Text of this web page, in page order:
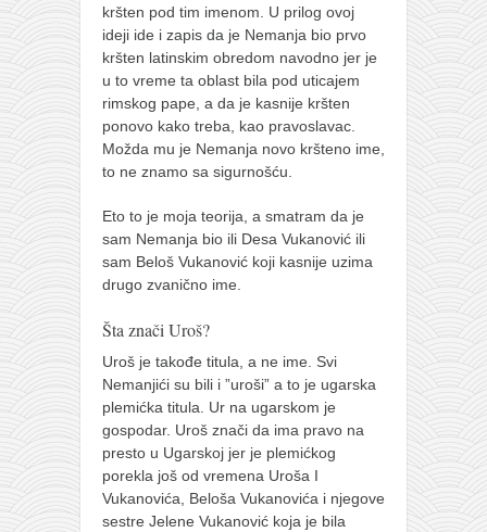
kršten pod tim imenom. U prilog ovoj
ideji ide i zapis da je Nemanja bio prvo
kršten latinskim obredom navodno jer je
u to vreme ta oblast bila pod uticajem
rimskog pape, a da je kasnije kršten
ponovo kako treba, kao pravoslavac.
Možda mu je Nemanja novo kršteno ime,
to ne znamo sa sigurnošću.
Eto to je moja teorija, a smatram da je
sam Nemanja bio ili Desa Vukanović ili
sam Beloš Vukanović koji kasnije uzima
drugo zvanično ime.
Šta znači Uroš?
Uroš je takođe titula, a ne ime. Svi
Nemanjići su bili i ”uroši” a to je ugarska
plemićka titula. Ur na ugarskom je
gospodar. Uroš znači da ima pravo na
presto u Ugarskoj jer je plemićkog
porekla još od vremena Uroša I
Vukanovića, Beloša Vukanovića i njegove
sestre Jelene Vukanović koja je bila